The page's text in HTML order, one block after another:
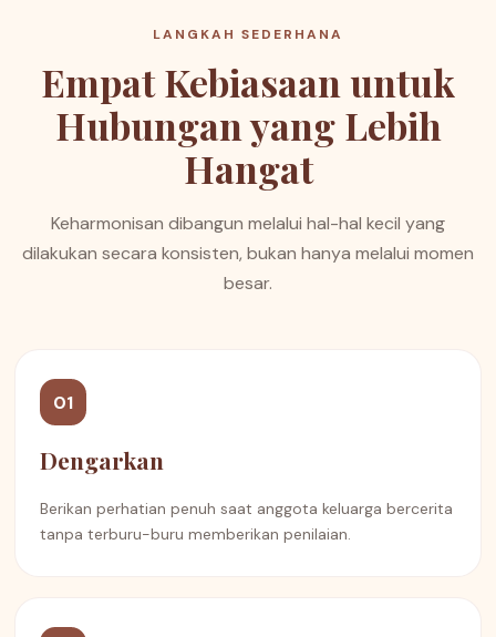
LANGKAH SEDERHANA
Empat Kebiasaan untuk
Hubungan yang Lebih
Hangat
Keharmonisan dibangun melalui hal-hal kecil yang
dilakukan secara konsisten, bukan hanya melalui momen
besar.
01
Dengarkan
Berikan perhatian penuh saat anggota keluarga bercerita
tanpa terburu-buru memberikan penilaian.